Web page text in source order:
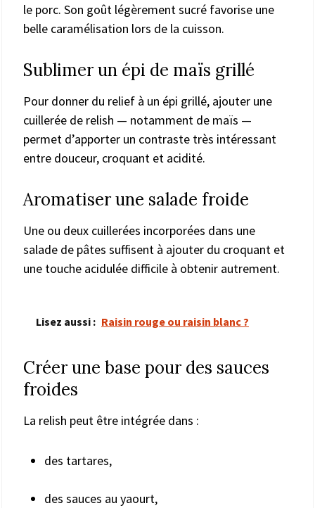
le porc. Son goût légèrement sucré favorise une
belle caramélisation lors de la cuisson.
Sublimer un épi de maïs grillé
Pour donner du relief à un épi grillé, ajouter une
cuillerée de relish — notamment de maïs —
permet d’apporter un contraste très intéressant
entre douceur, croquant et acidité.
Aromatiser une salade froide
Une ou deux cuillerées incorporées dans une
salade de pâtes suffisent à ajouter du croquant et
une touche acidulée difficile à obtenir autrement.
Lisez aussi : Raisin rouge ou raisin blanc ?
Créer une base pour des sauces
froides
La relish peut être intégrée dans :
des tartares,
des sauces au yaourt,